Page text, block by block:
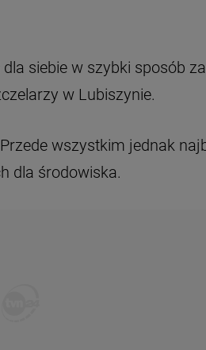
siebie w szybki sposób
w Lubiszynie.
wszystkim jednak
dla środowiska.